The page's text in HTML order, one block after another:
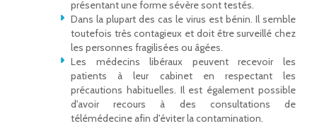
présentant une forme sévère sont testés.
Dans la plupart des cas le virus est bénin. Il semble
toutefois très contagieux et doit être surveillé chez
les personnes fragilisées ou âgées.
Les médecins libéraux peuvent recevoir les
patients à leur cabinet en respectant les
précautions habituelles. Il est également possible
d'avoir recours à des consultations de
télémédecine afin d'éviter la contamination.